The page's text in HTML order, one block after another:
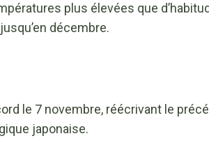
plus élevées que
décembre.
le 7 novembre, réécrivant le
japonaise.